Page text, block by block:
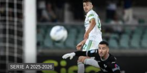
SERIE A 2025-2026